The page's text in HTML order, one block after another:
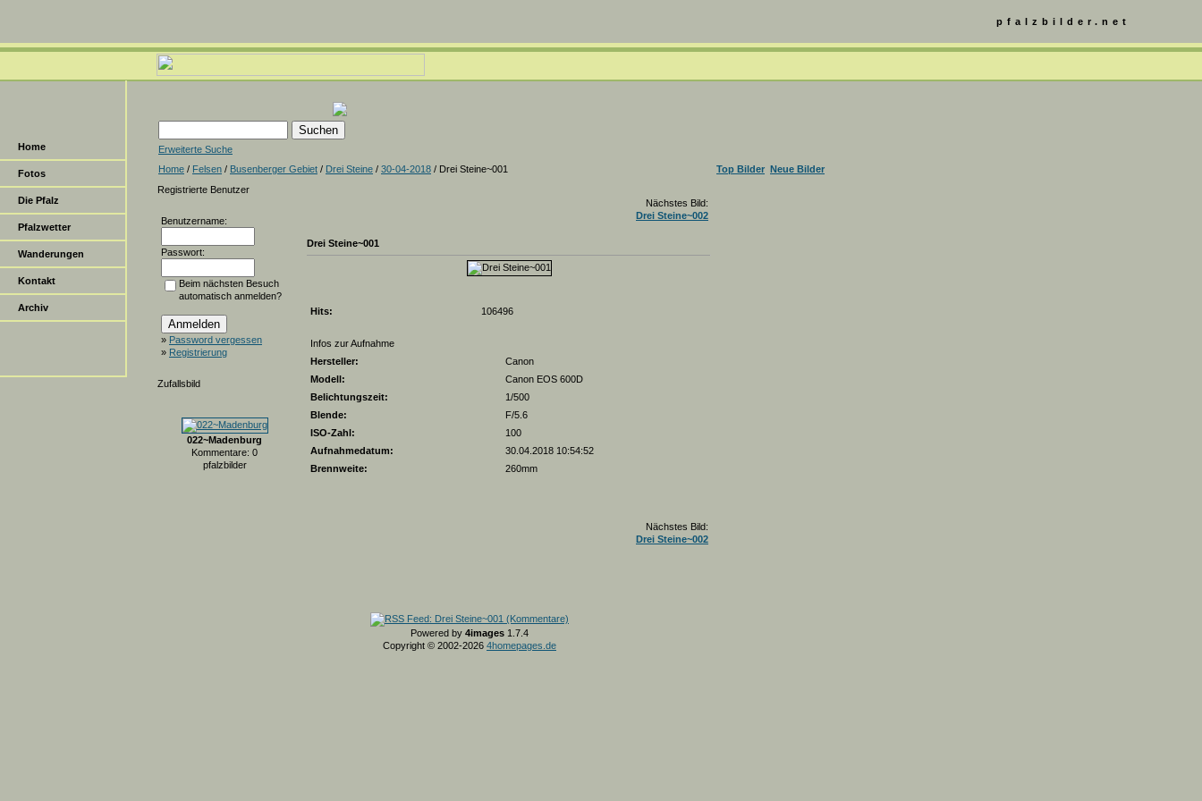
Home
Fotos
Die Pfalz
Pfalzwetter
Wanderungen
Kontakt
Archiv
pfalzbilder.net
Erweiterte Suche
Home / Felsen / Busenberger Gebiet / Drei Steine / 30-04-2018 / Drei Steine~001 Top Bilder Neue Bilder
Registrierte Benutzer
Benutzername:
Passwort:
Beim nächsten Besuch
automatisch anmelden?
» Password vergessen
» Registrierung
Zufallsbild
022~Madenburg
Kommentare: 0
pfalzbilder
Nächstes Bild:
Drei Steine~002
Drei Steine~001
Hits: 106496
Infos zur Aufnahme
Hersteller:
Canon
Modell:
Canon EOS 600D
Belichtungszeit:
1/500
Blende:
F/5.6
ISO-Zahl:
100
Aufnahmedatum:
30.04.2018 10:54:52
Brennweite:
260mm
Nächstes Bild:
Drei Steine~002
Powered by 4images 1.7.4
Copyright © 2002-2026 4homepages.de